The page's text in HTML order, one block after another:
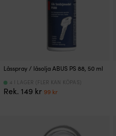
Låsspray / låsolja ABUS PS 88, 50 ml
Rek. 149 kr Det
149 kr.
99 krDet
99 kr.
4 I LAGER (FLER KAN KÖPAS)